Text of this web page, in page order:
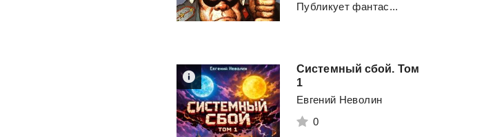
Публикует фантас...
Системный сбой. Том
1
Евгений Неволин
0